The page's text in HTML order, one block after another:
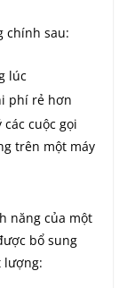
chính sau:
lúc
phí rẻ hơn
cuộc gọi
trên một máy
năng của một
bổ sung
lượng: